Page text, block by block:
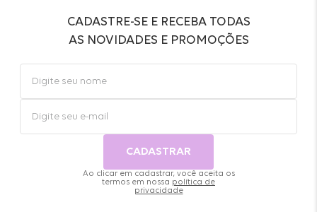
CADASTRE-SE E RECEBA TODAS
AS NOVIDADES E PROMOÇÕES
CADASTRAR
Ao clicar em cadastrar, você aceita os
termos em nossa política de
privacidade